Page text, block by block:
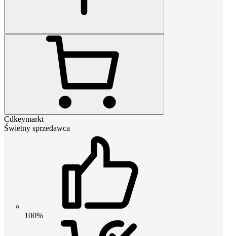
Cdkeymarkt
Świetny sprzedawca
100%